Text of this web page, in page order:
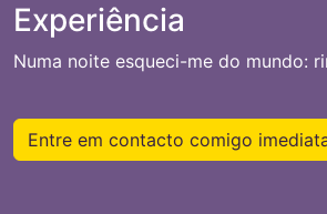
Experiência
Numa noite esqueci-me do mundo:
Entre em contacto comigo